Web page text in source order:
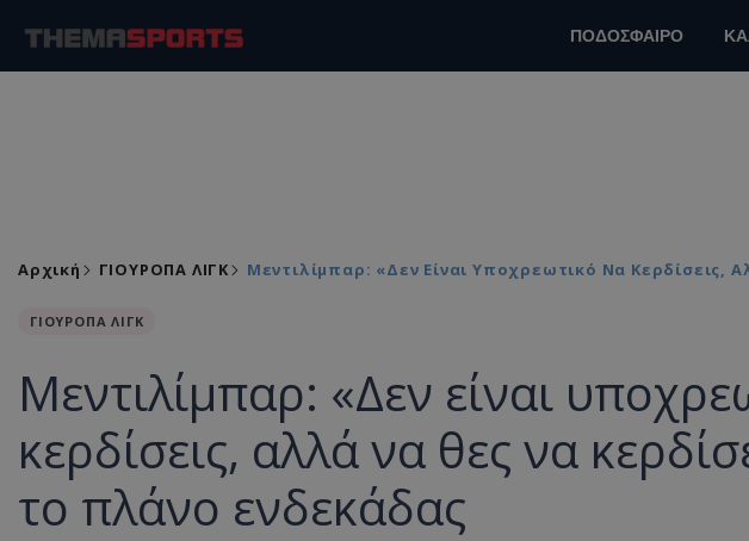
ΠΟΔΟΣΦΑΙΡΟ
Αρχική ΓΙΟΥΡΟΠΑ ΛΙΓΚ Μεντιλίμπαρ: «Δεν Είναι Υποχρεωτικό Να Κερδίσεις,
ΓΙΟΥΡΟΠΑ ΛΙΓΚ
Μεντιλίμπαρ: «Δεν είναι
κερδίσεις, αλλά να θες να
το πλάνο ενδεκάδας